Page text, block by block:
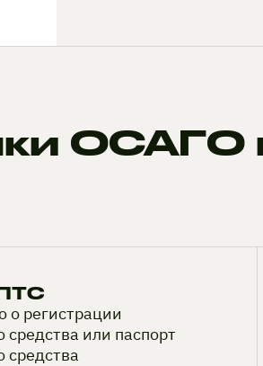
ОСАГО
о регистрации
средства или паспорт
средства